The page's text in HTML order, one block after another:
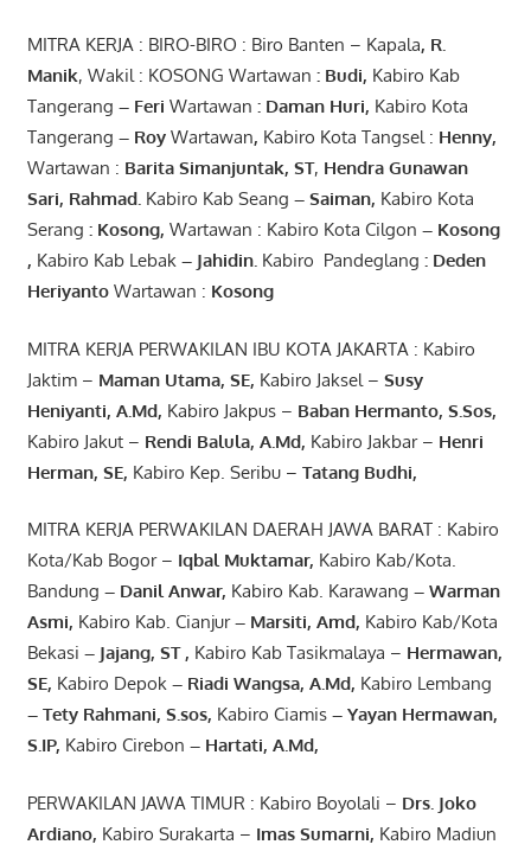
MITRA KERJA : BIRO-BIRO : Biro Banten – Kapala, R.
Manik, Wakil : KOSONG Wartawan : Budi, Kabiro Kab
Tangerang – Feri Wartawan : Daman Huri, Kabiro Kota
Tangerang – RoyWartawan, Kabiro Kota Tangsel : Henny,
Wartawan : Barita Simanjuntak, ST, Hendra Gunawan
Sari, Rahmad. Kabiro Kab Seang – Saiman, Kabiro Kota
Serang : Kosong, Wartawan : Kabiro Kota Cilgon – Kosong
, Kabiro Kab Lebak– Jahidin. Kabiro Pandeglang : Deden
Heriyanto Wartawan : Kosong
MITRA KERJA PERWAKILAN IBU KOTA JAKARTA : Kabiro
Jaktim – Maman Utama, SE, Kabiro Jaksel – Susy
Heniyanti, A.Md, Kabiro Jakpus – Baban Hermanto, S.Sos,
Kabiro Jakut – Rendi Balula, A.Md, Kabiro Jakbar – Henri
Herman, SE, Kabiro Kep. Seribu – Tatang Budhi,
MITRA KERJA PERWAKILAN DAERAH JAWA BARAT : Kabiro
Kota/Kab Bogor – Iqbal Muktamar, Kabiro Kab/Kota.
Bandung – Danil Anwar, Kabiro Kab. Karawang –Warman
Asmi, Kabiro Kab. Cianjur– Marsiti, Amd, Kabiro Kab/Kota
Bekasi – Jajang, ST , Kabiro Kab Tasikmalaya – Hermawan,
SE, Kabiro Depok– Riadi Wangsa, A.Md, Kabiro Lembang
– Tety Rahmani, S.sos, Kabiro Ciamis– Yayan Hermawan,
S.IP, Kabiro Cirebon – Hartati, A.Md,
PERWAKILAN JAWA TIMUR : Kabiro Boyolali – Drs. Joko
Ardiano, Kabiro Surakarta – Imas Sumarni, Kabiro Madiun